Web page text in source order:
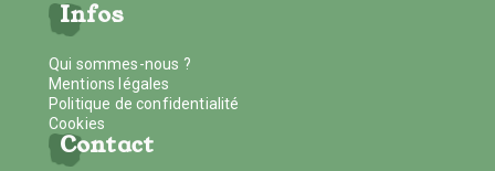
Infos
Qui sommes-nous ?
Mentions légales
Politique de confidentialité
Cookies
Contact